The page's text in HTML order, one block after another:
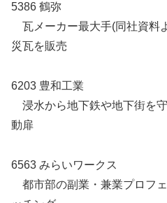
5386 鶴弥
瓦メーカー最大手(同社資料
災瓦を販売
6203 豊和工業
浸水から地下鉄や地下街を
動扉
6563 みらいワークス
都市部の副業・兼業プロフ